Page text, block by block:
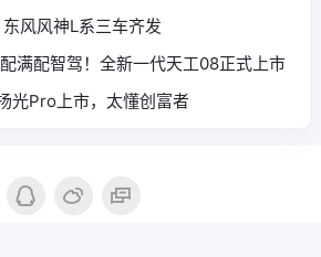
风风神L系三车齐发
满配智驾！全新一代天工08正式上市
光Pro上市，太懂创富者